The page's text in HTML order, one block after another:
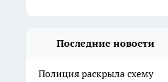
Последние новости
Полиция раскрыла схему